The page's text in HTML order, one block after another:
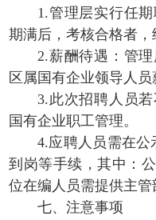
1.管理层实行任
期满后，考核合格者，
2.薪酬待遇：管
区属国有企业领导人员
3.此次招聘人员
国有企业职工管理。
4.应聘人员需在公
到岗等手续，其中：
位在编人员需提供主管
七、注意事项